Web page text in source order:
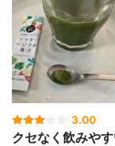
3.00
クセなく飲みや